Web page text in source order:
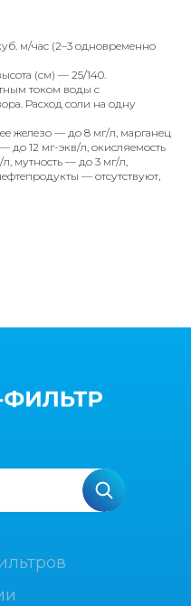
м/час (2–3 одновременно
(см) — 25/140.
током воды с
Расход соли на одну
железо — до 8 мг/л, марганец
до 12 мг-экв/л, окисляемость
мутность — до 3 мг/л,
— отсутствуют,